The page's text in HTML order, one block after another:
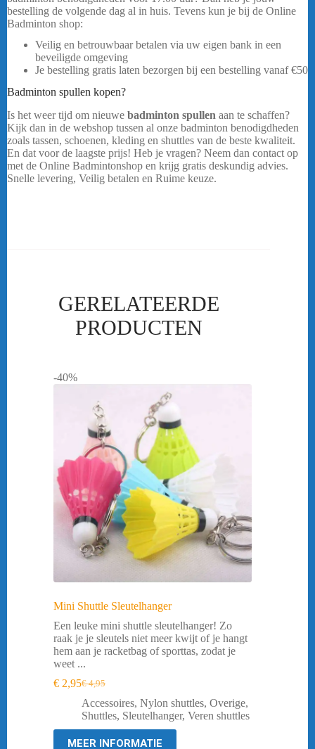
bestelling de volgende dag al in huis. Tevens kun je bij de Online
Badminton shop:
Veilig en betrouwbaar betalen via uw eigen bank in een
beveiligde omgeving
Je bestelling gratis laten bezorgen bij een bestelling vanaf€50
Badminton spullen kopen?
Is het weer tijd om nieuwe badminton spullen aan te schaffen?
Kijk dan in de webshop tussen al onze badminton benodigdheden
zoals tassen, schoenen, kleding en shuttles van de beste kwaliteit.
En dat voor de laagste prijs! Heb je vragen? Neem dan contact op
met de Online Badmintonshop en krijg gratis deskundig advies.
Snelle levering, Veilig betalen en Ruime keuze.
GERELATEERDE
PRODUCTEN
-40%
Mini Shuttle Sleutelhanger
Een leuke mini shuttle sleutelhanger! Zo
raak je je sleutels niet meer kwijt of je hangt
hem aan je racketbag of sporttas, zodat je
weet ...
€4,95
Oorspronkelijke
prijs
was:
€ 4,95.
€ 2,95Huidige
prijs
is:
€ 2,95.
Accessoires, Nylon shuttles, Overige,
Shuttles, Sleutelhanger, Veren shuttles
MEER INFORMATIE